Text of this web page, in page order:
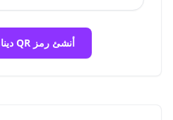
أنشئ رمز QR ديناميكيًا مجانيًا